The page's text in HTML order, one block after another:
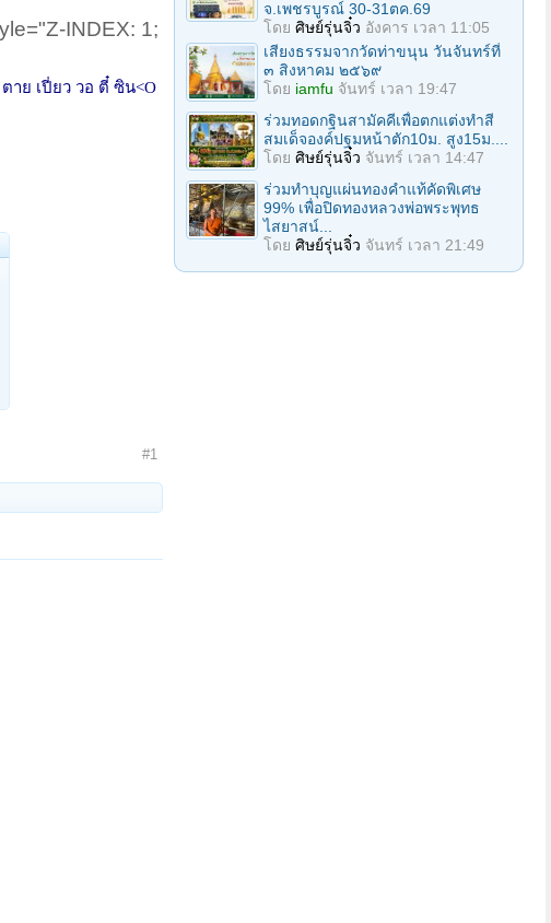
INDEX: 1;
ตาย เปี่ยว วอ ตี๋ ซิน<O
#1
จ.เพชรบูรณ์ 30-31ตค.69
โดย ศิษย์รุ่นจิ๋ว อังคาร เวลา 11:05
เสียงธรรมจากวัดท่าขนุน วันจันทร์ที่
๓ สิงหาคม ๒๕๖๙
โดย iamfu จันทร์ เวลา 19:47
ร่วมทอดกฐินสามัคคีเพื่อตกแต่งทำสี
สมเด็จองค์ปฐมหน้าตัก10ม. สูง15ม....
โดย ศิษย์รุ่นจิ๋ว จันทร์ เวลา 14:47
ร่วมทําบุญแผ่นทองคำแท้คัดพิเศษ
99% เพื่อปิดทองหลวงพ่อพระพุทธ
ไสยาสน์...
โดย ศิษย์รุ่นจิ๋ว จันทร์ เวลา 21:49